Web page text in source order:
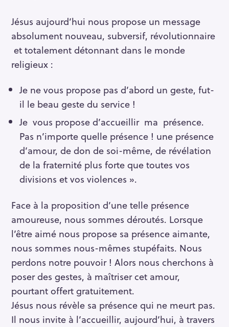
Jésus aujourd’hui nous propose un message
absolument nouveau, subversif, révolutionnaire
et totalement détonnant dans le monde
religieux :
Je ne vous propose pas d’abord un geste, fut-
il le beau geste du service !
Je vous propose d’accueillir ma présence.
Pas n’importe quelle présence ! une présence
d’amour, de don de soi-même, de révélation
de la fraternité plus forte que toutes vos
divisions et vos violences ».
Face à la proposition d’une telle présence
amoureuse, nous sommes déroutés. Lorsque
l’être aimé nous propose sa présence aimante,
nous sommes nous-mêmes stupéfaits. Nous
perdons notre pouvoir ! Alors nous cherchons à
poser des gestes, à maîtriser cet amour,
pourtant offert gratuitement.
Jésus nous révèle sa présence qui ne meurt pas.
Il nous invite à l’accueillir, aujourd’hui, à travers